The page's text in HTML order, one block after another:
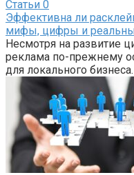
Статьи 0
Эффективна ли
мифы, цифры и
Несмотря на развитие
реклама по-прежнему
для локального